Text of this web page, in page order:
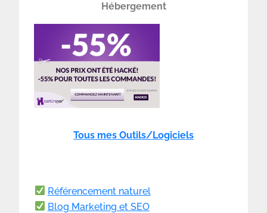
Hébergement
Tous mes Outils/Logiciels
Référencement naturel
Blog Marketing et SEO